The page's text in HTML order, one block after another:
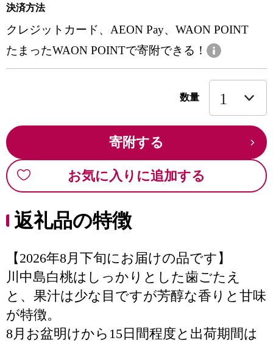
決済方法
クレジットカード、AEON Pay、WAON POINT
たまったWAON POINTで寄附できる！
数量
寄附する
お気に入りに追加する
返礼品の特徴
【2026年8月下旬にお届けの品です】
川中島白桃はしっかりとした歯ごたえ
と、果汁は少な目ですが芳醇な香りと甘味
が特徴。
8月お盆明けから15日間程度と出荷期間は